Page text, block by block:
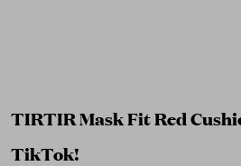
TIRTIR Mask Fit Red
TikTok!